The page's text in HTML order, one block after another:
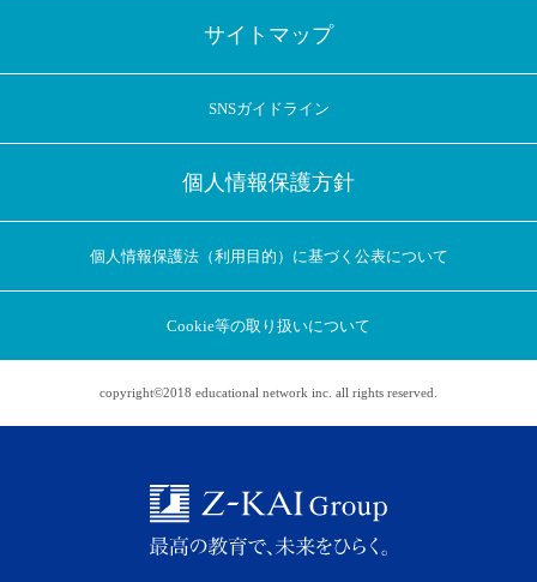
アプリに切り替えてみませんか
アプリ限定のコラムを配信中！
サイトマップ
SNSガイドライン
個人情報保護方針
個人情報保護法（利用目的）に基づく公表について
Cookie等の取り扱いについて
copyright©2018 educational network inc. all rights reserved.